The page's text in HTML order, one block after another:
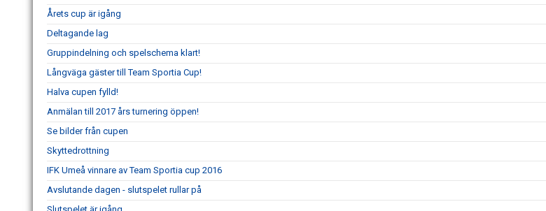
Årets cup är igång
Deltagande lag
Gruppindelning och spelschema klart!
Långväga gäster till Team Sportia Cup!
Halva cupen fylld!
Anmälan till 2017 års turnering öppen!
Se bilder från cupen
Skyttedrottning
IFK Umeå vinnare av Team Sportia cup 2016
Avslutande dagen - slutspelet rullar på